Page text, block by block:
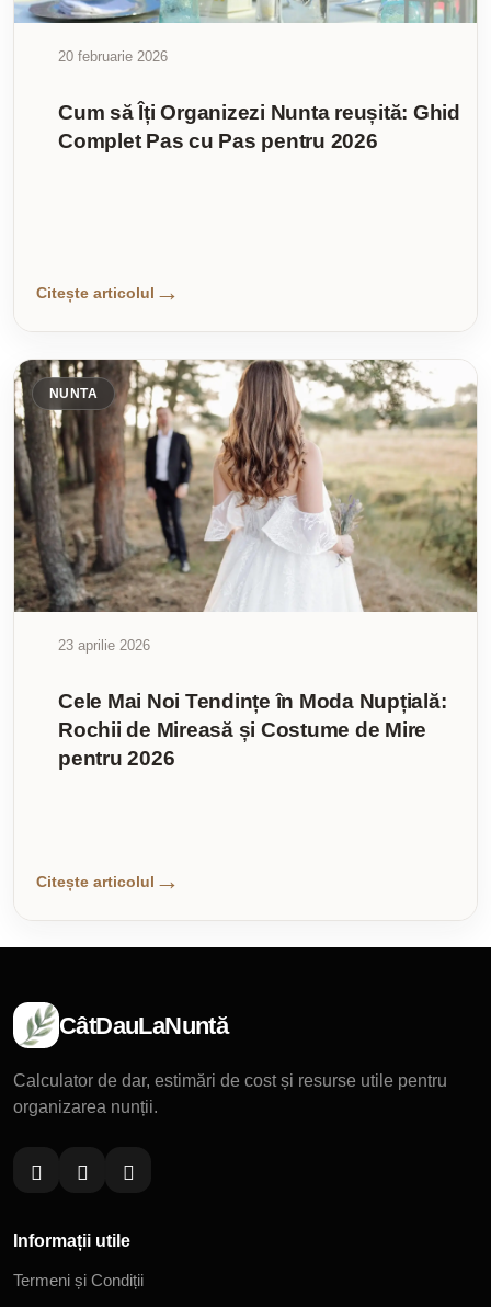
20 februarie 2026
Cum să Îți Organizezi Nunta reușită: Ghid
Complet Pas cu Pas pentru 2026
Citește articolul
NUNTA
23 aprilie 2026
Cele Mai Noi Tendințe în Moda Nupțială:
Rochii de Mireasă și Costume de Mire
pentru 2026
Citește articolul
CâtDauLaNuntă
Calculator de dar, estimări de cost și resurse utile pentru
organizarea nunții.
Informații utile
Termeni și Condiții